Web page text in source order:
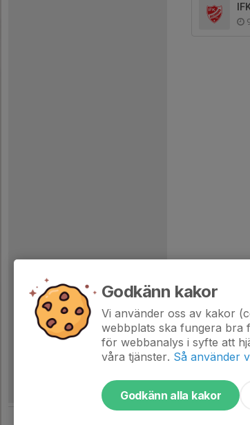
Godkänn kakor
Vi använder oss av kakor
webbplats ska fungera bra
för webbanalys i syfte att
våra tjänster. Så använder
Godkänn alla kakor